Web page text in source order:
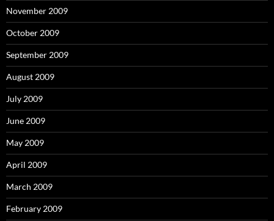
November 2009
October 2009
September 2009
August 2009
July 2009
June 2009
May 2009
April 2009
March 2009
February 2009